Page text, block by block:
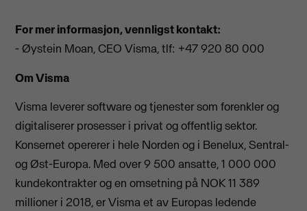
For mer informasjon, vennligst kontakt:
- Øystein Moan, CEO Visma, tlf: +47 920 80 000
Om Visma
Visma leverer software og tjenester som forenkler og
digitaliserer prosesser i privat og offentlig sektor.
Konsernet opererer i hele Norden og i Benelux, Sentral-
og Øst-Europa. Med over 9 500 ansatte, 1 000 000
kundekontrakter og en omsetning på NOK 11 389
millioner i 2018, er Visma et av Europas ledende